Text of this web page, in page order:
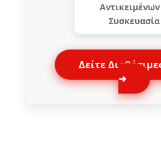
Συσκευασία
Δείτε
➜